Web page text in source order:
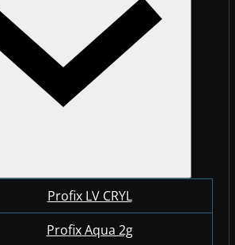
Profix LV CRYL
Profix Aqua 2g